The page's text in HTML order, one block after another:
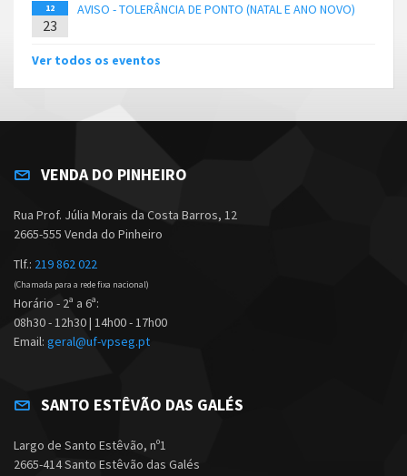
12
23
AVISO - TOLERÂNCIA DE PONTO (NATAL E ANO NOVO)
Ver todos os eventos
VENDA DO PINHEIRO
Rua Prof. Júlia Morais da Costa Barros, 12
2665-555 Venda do Pinheiro
Tlf.: 219 862 022
(Chamada para a rede fixa nacional)
Horário - 2ª a 6ª:
08h30 - 12h30 | 14h00 - 17h00
Email: geral@uf-vpseg.pt
SANTO ESTÊVÃO DAS GALÉS
Largo de Santo Estêvão, nº1
2665-414 Santo Estêvão das Galés